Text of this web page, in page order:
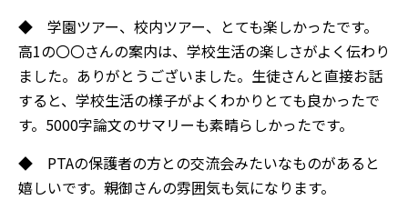
◆ 学園ツアー、校内ツアー、とても楽しかったです。
高1の〇〇さんの案内は、学校生活の楽しさがよく伝わり
ました。ありがとうございました。生徒さんと直接お話
すると、学校生活の様子がよくわかりとても良かったで
す。5000字論文のサマリーも素晴らしかったです。
◆ PTAの保護者の方との交流会みたいなものがあると
嬉しいです。親御さんの雰囲気も気になります。